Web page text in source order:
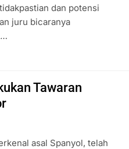
dan potensi
juru bicaranya
Tawaran
asal Spanyol, telah